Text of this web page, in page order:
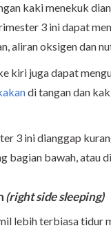
kaki menekuk
3 ini dapat
aliran oksigen dan
kiri juga dapat
di tangan dan
3 ini dianggap
bagian bawah, atau
(right side sleeping)
lebih terbiasa tidur